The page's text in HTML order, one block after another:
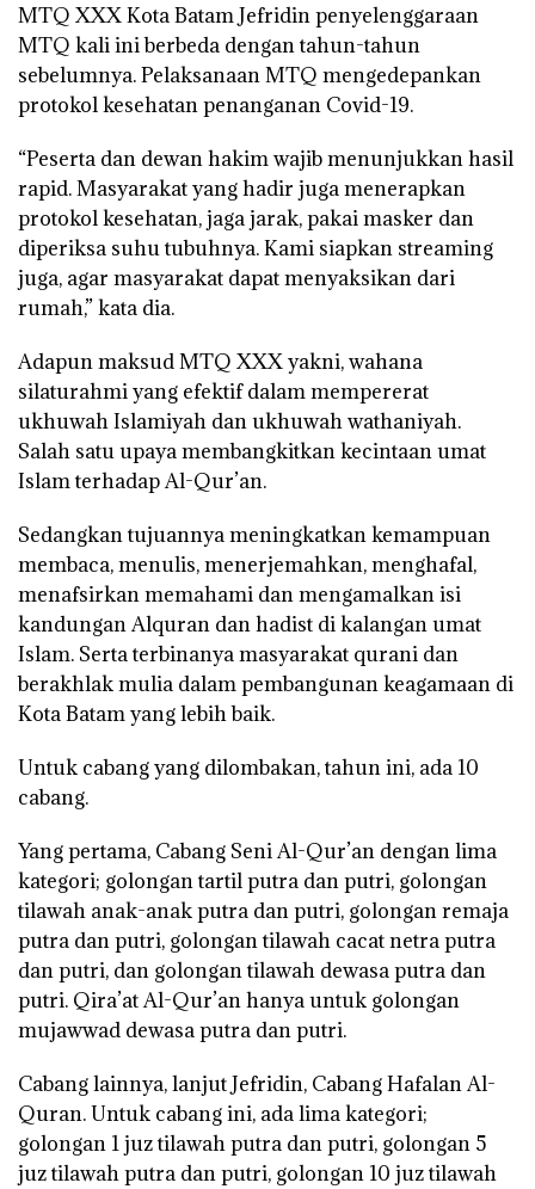
MTQ XXX Kota Batam Jefridin penyelenggaraan
MTQ kali ini berbeda dengan tahun-tahun
sebelumnya. Pelaksanaan MTQ mengedepankan
protokol kesehatan penanganan Covid-19.
“Peserta dan dewan hakim wajib menunjukkan hasil
rapid. Masyarakat yang hadir juga menerapkan
protokol kesehatan, jaga jarak, pakai masker dan
diperiksa suhu tubuhnya. Kami siapkan streaming
juga, agar masyarakat dapat menyaksikan dari
rumah,” kata dia.
Adapun maksud MTQ XXX yakni, wahana
silaturahmi yang efektif dalam mempererat
ukhuwah Islamiyah dan ukhuwah wathaniyah.
Salah satu upaya membangkitkan kecintaan umat
Islam terhadap Al-Qur’an.
Sedangkan tujuannya meningkatkan kemampuan
membaca, menulis, menerjemahkan, menghafal,
menafsirkan memahami dan mengamalkan isi
kandungan Alquran dan hadist di kalangan umat
Islam. Serta terbinanya masyarakat qurani dan
berakhlak mulia dalam pembangunan keagamaan di
Kota Batam yang lebih baik.
Untuk cabang yang dilombakan, tahun ini, ada 10
cabang.
Yang pertama, Cabang Seni Al-Qur’an dengan lima
kategori; golongan tartil putra dan putri, golongan
tilawah anak-anak putra dan putri, golongan remaja
putra dan putri, golongan tilawah cacat netra putra
dan putri, dan golongan tilawah dewasa putra dan
putri. Qira’at Al-Qur’an hanya untuk golongan
mujawwad dewasa putra dan putri.
Cabang lainnya, lanjut Jefridin, Cabang Hafalan Al-
Quran. Untuk cabang ini, ada lima kategori;
golongan 1 juz tilawah putra dan putri, golongan 5
juz tilawah putra dan putri, golongan 10 juz tilawah